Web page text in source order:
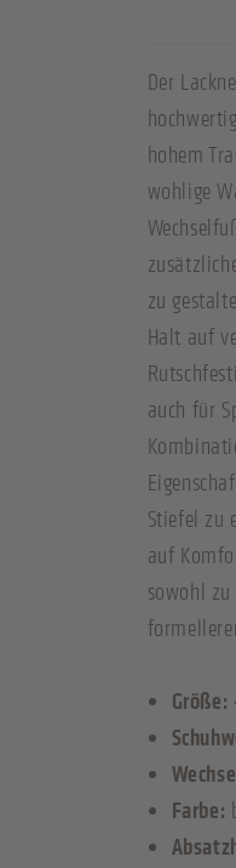
Der
hohem
wohlige
zu
Halt auf
auch für
Stiefel zu
auf
sowohl
Größe:
Farbe: